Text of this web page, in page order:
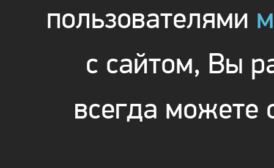
пользователями
с сайтом, Вы
всегда можете